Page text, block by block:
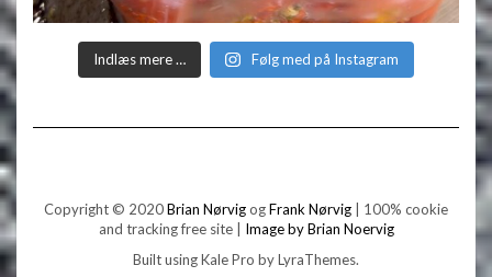
Indlæs mere … Følg med på Instagram
Copyright © 2020Brian NørvigogFrank Nørvig | 100% cookie
and tracking free site | Image by Brian Noervig
Built usingKale Pro byLyraThemes.